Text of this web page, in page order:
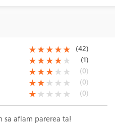
(*)
★(*)
★(*)
★(*)
★(*)
★ (42)
(*)
★(*)
★(*)
★(*)
★( )
★ (1)
(*)
★(*)
★(*)
★( )
★ ( )
★ (0)
(*)
★(*)
★( )
★ ( )
★ ( )
★ (0)
(*)
★( )
★ ( )
★ ( )
★ ( )
★ (0)
sa aflam parerea ta!